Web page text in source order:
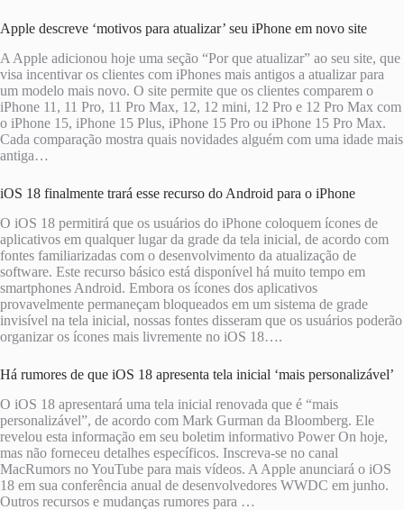
Apple descreve ‘motivos para atualizar’ seu iPhone em novo site
A Apple adicionou hoje uma seção “Por que atualizar” ao seu site, que
visa incentivar os clientes com iPhones mais antigos a atualizar para
um modelo mais novo. O site permite que os clientes comparem o
iPhone 11, 11 Pro, 11 Pro Max, 12, 12 mini, 12 Pro e 12 Pro Max com
o iPhone 15, iPhone 15 Plus, iPhone 15 Pro ou iPhone 15 Pro Max.
Cada comparação mostra quais novidades alguém com uma idade mais
antiga…
iOS 18 finalmente trará esse recurso do Android para o iPhone
O iOS 18 permitirá que os usuários do iPhone coloquem ícones de
aplicativos em qualquer lugar da grade da tela inicial, de acordo com
fontes familiarizadas com o desenvolvimento da atualização de
software. Este recurso básico está disponível há muito tempo em
smartphones Android. Embora os ícones dos aplicativos
provavelmente permaneçam bloqueados em um sistema de grade
invisível na tela inicial, nossas fontes disseram que os usuários poderão
organizar os ícones mais livremente no iOS 18….
Há rumores de que iOS 18 apresenta tela inicial ‘mais personalizável’
O iOS 18 apresentará uma tela inicial renovada que é “mais
personalizável”, de acordo com Mark Gurman da Bloomberg. Ele
revelou esta informação em seu boletim informativo Power On hoje,
mas não forneceu detalhes específicos. Inscreva-se no canal
MacRumors no YouTube para mais vídeos. A Apple anunciará o iOS
18 em sua conferência anual de desenvolvedores WWDC em junho.
Outros recursos e mudanças rumores para …